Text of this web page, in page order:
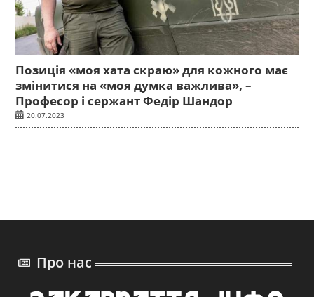
Позиція «моя хата скраю» для кожного має
змінитися на «моя думка важлива», –
Професор і сержант Федір Шандор
20.07.2023
Про нас